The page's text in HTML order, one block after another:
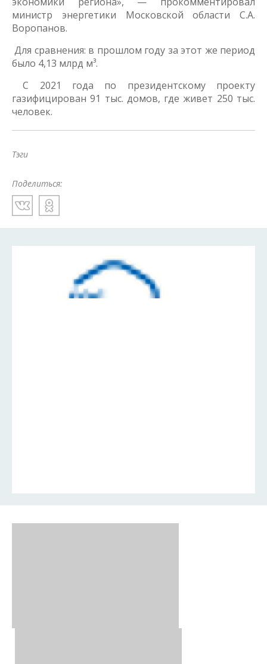
министр энергетики Московской области С.А.
Воропанов.
Для сравнения: в прошлом году за этот же период
было 4,13 млрд м³.
С 2021 года по президентскому проекту
газифицирован 91 тыс. домов, где живет 250 тыс.
человек.
Тэги
Поделиться: